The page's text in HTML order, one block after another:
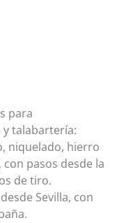
para
talabartería:
niquelado, hierro
pasos desde la
de tiro.
Sevilla, con